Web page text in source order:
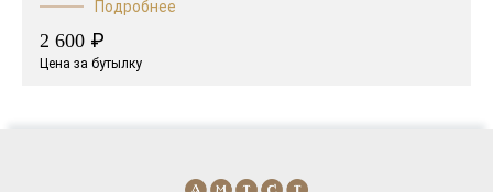
Подробнее
2 600 ₽
Цена за бутылку